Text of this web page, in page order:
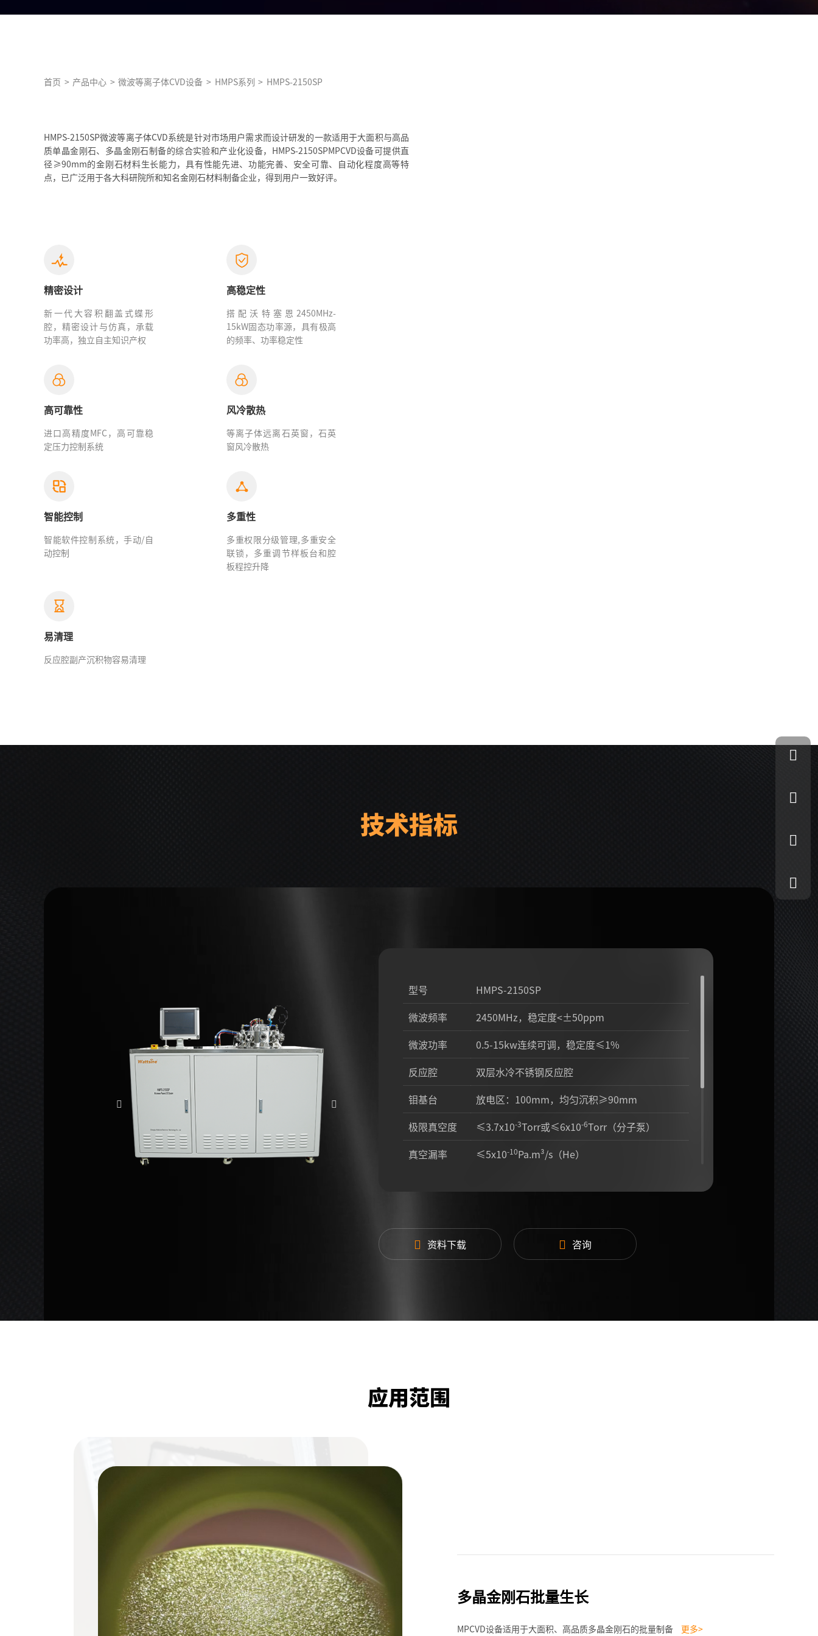
首页 > 产品中心 > 微波等离子体CVD设备 > HMPS系列 > HMPS-2150SP
HMPS-2150SP微波等离子体CVD系统是针对市场用户需求而设计研发的一款适用于大面积与高品
质单晶金刚石、多晶金刚石制备的综合实验和产业化设备，HMPS-2150SPMPCVD设备可提供直
径≥90mm的金刚石材料生长能力，具有性能先进、功能完善、安全可靠、自动化程度高等特
点，已广泛用于各大科研院所和知名金刚石材料制备企业，得到用户一致好评。
精密设计
新一代大容积翻盖式蝶形
腔，精密设计与仿真，承载
功率高，独立自主知识产权
高稳定性
搭配沃特塞恩2450MHz-
15kW固态功率源，具有极高
的频率、功率稳定性
高可靠性
进口高精度MFC，高可靠稳
定压力控制系统
风冷散热
等离子体远离石英窗，石英
窗风冷散热
智能控制
智能软件控制系统，手动/自
动控制
多重性
多重权限分级管理,多重安全
联锁，多重调节样板台和腔
板程控升降
易清理
反应腔副产沉积物容易清理
技术指标
型号
HMPS-2150SP
微波频率
2450MHz，稳定度<±50ppm
微波功率
0.5-15kw连续可调，稳定度≤1%
反应腔
双层水冷不锈钢反应腔
钼基台
放电区：100mm，均匀沉积≥90mm
极限真空度
≤3.7x10-3Torr或≤6x10-6Torr（分子泵）
真空漏率
≤5x10-10Pa.m³/s（He）
测温系统
300~1400℃(单色)或双色600~1800℃
控制系统
PLC控制，手动/自动控制，多重安全联锁
资料下载 咨询
应用范围
多晶金刚石批量生长
MPCVD设备适用于大面积、高品质多晶金刚石的批量制备 更多>